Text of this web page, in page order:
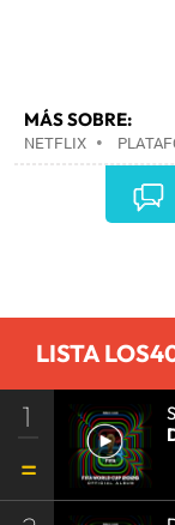
MÁS SOBRE:
NETFLIX •
TELEVISIÓN IP•
•
MEDIOS
LISTA
1